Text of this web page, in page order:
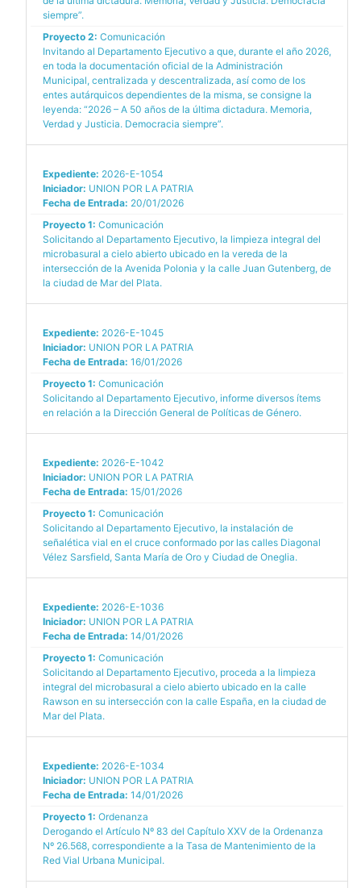
siempre”.
Proyecto 2: Comunicación
Invitando al Departamento Ejecutivo a que, durante el año 2026,
en toda la documentación oficial de la Administración
Municipal, centralizada y descentralizada, así como de los
entes autárquicos dependientes de la misma, se consigne la
leyenda: “2026 – A 50 años de la última dictadura. Memoria,
Verdad y Justicia. Democracia siempre”.
Expediente: 2026-E-1054
Iniciador: UNION POR LA PATRIA
Fecha de Entrada: 20/01/2026
Proyecto 1: Comunicación
Solicitando al Departamento Ejecutivo, la limpieza integral del
microbasural a cielo abierto ubicado en la vereda de la
intersección de la Avenida Polonia y la calle Juan Gutenberg, de
la ciudad de Mar del Plata.
Expediente: 2026-E-1045
Iniciador: UNION POR LA PATRIA
Fecha de Entrada: 16/01/2026
Proyecto 1: Comunicación
Solicitando al Departamento Ejecutivo, informe diversos ítems
en relación a la Dirección General de Políticas de Género.
Expediente: 2026-E-1042
Iniciador: UNION POR LA PATRIA
Fecha de Entrada: 15/01/2026
Proyecto 1: Comunicación
Solicitando al Departamento Ejecutivo, la instalación de
señalética vial en el cruce conformado por las calles Diagonal
Vélez Sarsfield, Santa María de Oro y Ciudad de Oneglia.
Expediente: 2026-E-1036
Iniciador: UNION POR LA PATRIA
Fecha de Entrada: 14/01/2026
Proyecto 1: Comunicación
Solicitando al Departamento Ejecutivo, proceda a la limpieza
integral del microbasural a cielo abierto ubicado en la calle
Rawson en su intersección con la calle España, en la ciudad de
Mar del Plata.
Expediente: 2026-E-1034
Iniciador: UNION POR LA PATRIA
Fecha de Entrada: 14/01/2026
Proyecto 1: Ordenanza
Derogando el Artículo Nº 83 del Capítulo XXV de la Ordenanza
Nº 26.568, correspondiente a la Tasa de Mantenimiento de la
Red Vial Urbana Municipal.